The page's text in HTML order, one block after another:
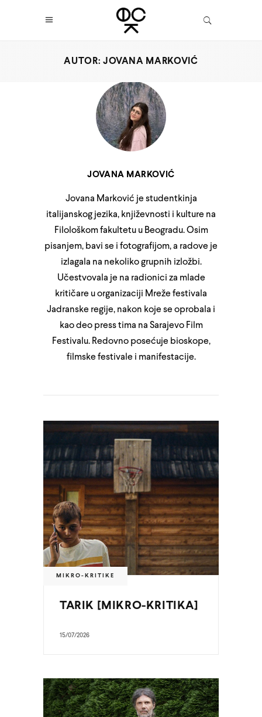
AUTOR: JOVANA MARKOVIĆ
JOVANA MARKOVIĆ
Jovana Marković je studentkinja
italijanskog jezika, književnosti i kulture na
Filološkom fakultetu u Beogradu. Osim
pisanjem, bavi se i fotografijom, a radove je
izlagala na nekoliko grupnih izložbi.
Učestvovala je na radionici za mlade
kritičare u organizaciji Mreže festivala
Jadranske regije, nakon koje se oprobala i
kao deo press tima na Sarajevo Film
Festivalu. Redovno posećuje bioskope,
filmske festivale i manifestacije.
MIKRO-KRITIKE
TARIK [MIKRO-KRITIKA]
15/07/2026